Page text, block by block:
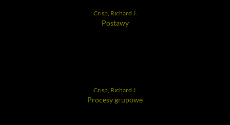
Crisp, Richard J.
Postawy
Crisp, Richard J.
Procesy grupowe